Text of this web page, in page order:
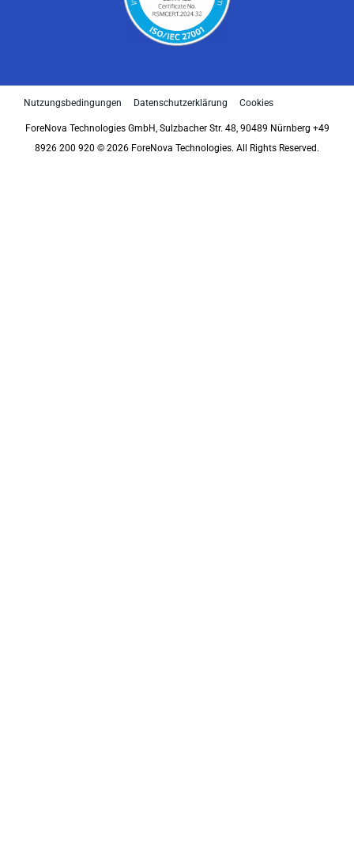
Nutzungsbedingungen Datenschutzerklärung Cookies
ForeNova Technologies GmbH, Sulzbacher Str. 48, 90489 Nürnberg +49
8926 200 920 © 2026 ForeNova Technologies. All Rights Reserved.